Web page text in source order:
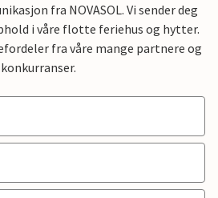
fra NOVASOL. Vi sender deg
i våre flotte feriehus og hytter.
fra våre mange partnere og